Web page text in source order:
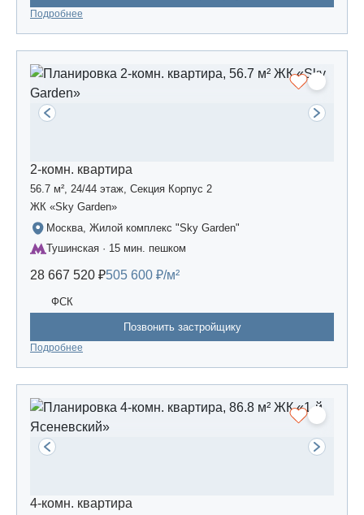
Подробнее
2-комн. квартира
56.7 м², 24/44 этаж, Секция Корпус 2
ЖК «Sky Garden»
Москва, Жилой комплекс "Sky Garden"
Тушинская · 15 мин. пешком
28 667 520 ₽505 600 ₽/м²
ФСК
Позвонить застройщику
Подробнее
4-комн. квартира